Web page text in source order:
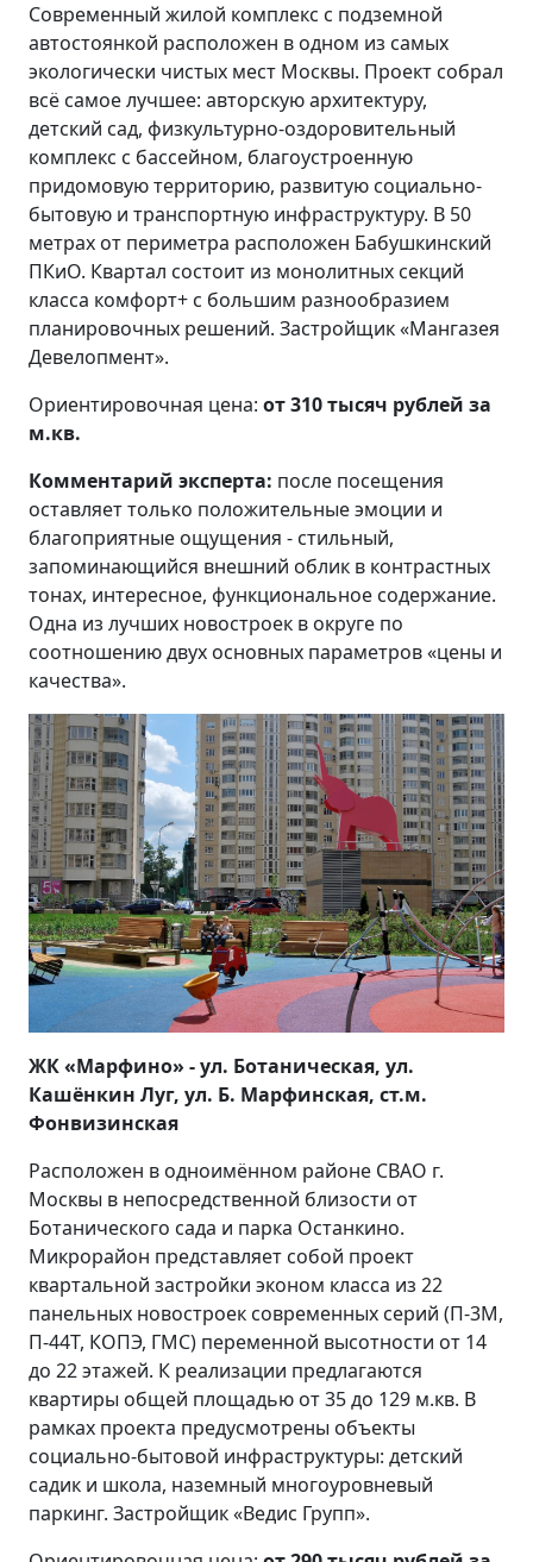
Современный жилой комплекс с подземной
автостоянкой расположен в одном из самых
экологически чистых мест Москвы. Проект собрал
всё самое лучшее: авторскую архитектуру,
детский сад, физкультурно-оздоровительный
комплекс с бассейном, благоустроенную
придомовую территорию, развитую социально-
бытовую и транспортную инфраструктуру. В 50
метрах от периметра расположен Бабушкинский
ПКиО. Квартал состоит из монолитных секций
класса комфорт+ с большим разнообразием
планировочных решений. Застройщик «Мангазея
Девелопмент».
Ориентировочная цена: от 310 тысяч рублей за
м.кв.
Комментарий эксперта: после посещения
оставляет только положительные эмоции и
благоприятные ощущения - стильный,
запоминающийся внешний облик в контрастных
тонах, интересное, функциональное содержание.
Одна из лучших новостроек в округе по
соотношению двух основных параметров «цены и
качества».
ЖК «Марфино» - ул. Ботаническая, ул.
Кашёнкин Луг, ул. Б. Марфинская, ст.м.
Фонвизинская
Расположен в одноимённом районе СВАО г.
Москвы в непосредственной близости от
Ботанического сада и парка Останкино.
Микрорайон представляет собой проект
квартальной застройки эконом класса из 22
панельных новостроек современных серий (П-3М,
П-44Т, КОПЭ, ГМС) переменной высотности от 14
до 22 этажей. К реализации предлагаются
квартиры общей площадью от 35 до 129 м.кв. В
рамках проекта предусмотрены объекты
социально-бытовой инфраструктуры: детский
садик и школа, наземный многоуровневый
паркинг. Застройщик «Ведис Групп».